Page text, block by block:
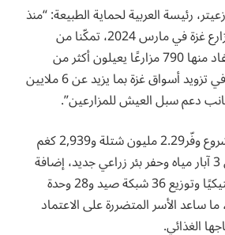
رئيسة العربية لحماية الطبيعة: “منذ
انطلاق مشروع إحياء مزارع غزة في مارس 2024، تمكّنا من
زراعة1,341 دونمًا استفاد منها 790 مزارعًا يعيلون أكثر من
12,500 فرد، وأسهمنا في تزويد أسواق غزة بما يزيد عن 6 ملايين
دعم سبل العيش للمزارعين”.
وأضافت زعيتر أن المشروع وفّر2.29 مليون شتلة و2,939 كغم
من البذور، وأعاد تأهيل 3 آبار مياه وحفر بئر زراعي جديد، إضافة
إلى إنشاء 17 بيتًا بلاستيكيًا وتوزيع 36 شبكة صيد و28 وحدة
ما ساعد الأسر المتضررة على الاعتماد
الغذائي.